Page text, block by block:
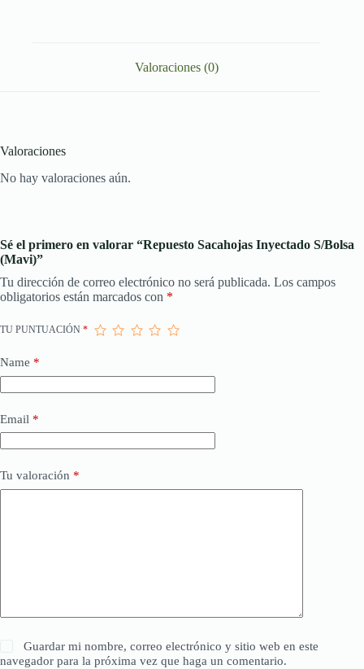
Valoraciones (0)
Valoraciones
No hay valoraciones aún.
Sé el primero en valorar “Repuesto Sacahojas Inyectado S/Bolsa
(Mavi)”
Tu dirección de correo electrónico no será publicada. Los campos
obligatorios están marcados con *
TU PUNTUACIÓN *
Name *
Email *
Tu valoración *
Guardar mi nombre, correo electrónico y sitio web en este
navegador para la próxima vez que haga un comentario.